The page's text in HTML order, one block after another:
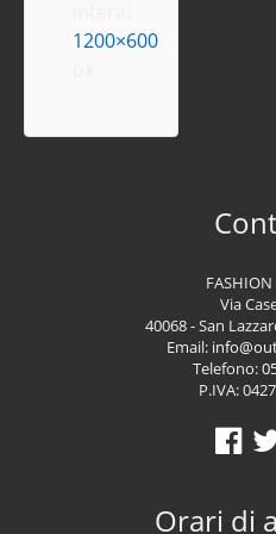
1200×600
FASHION
Via
40068 - San
Email:
Telefono:
P.IVA:
Orari di